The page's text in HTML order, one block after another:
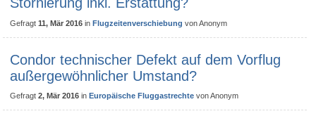
Gefragt 11, Mär 2016 inFlugzeitenverschiebung vonAnonym
Condor technischer Defekt auf dem Vorflug
außergewöhnlicher Umstand?
Gefragt 2, Mär 2016 inEuropäische Fluggastrechte vonAnonym